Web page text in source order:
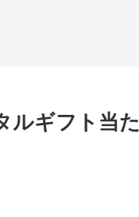
ルギフト当た